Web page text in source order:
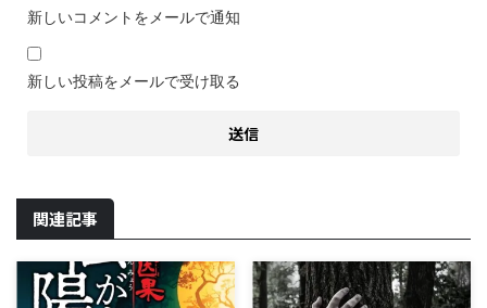
新しいコメントをメールで通知
新しい投稿をメールで受け取る
関連記事